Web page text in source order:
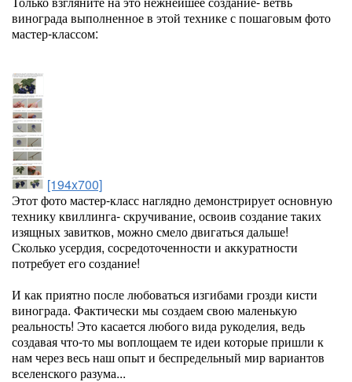
винограда выполненное в этой технике с пошаговым фото
мастер-классом:
[194x700]
Этот фото мастер-класс наглядно демонстрирует основную
технику квиллинга- скручивание, освоив создание таких
изящных завитков, можно смело двигаться дальше!
Сколько усердия, сосредоточенности и аккуратности
потребует его создание!
И как приятно после любоваться изгибами грозди кисти
винограда. Фактически мы создаем свою маленькую
реальность! Это касается любого вида рукоделия, ведь
создавая что-то мы воплощаем те идеи которые пришли к
нам через весь наш опыт и беспредельный мир вариантов
вселенского разума...